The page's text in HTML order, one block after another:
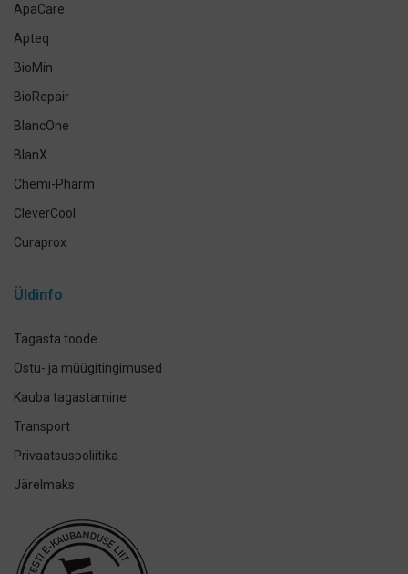
ApaCare
Apteq
BioMin
BioRepair
BlancOne
BlanX
Chemi-Pharm
CleverCool
Curaprox
Elmex
Miradent
Mizuha
Üldinfo
Tagasta toode
Ostu- ja müügitingimused
Kauba tagastamine
Transport
Privaatsuspoliitika
Järelmaks